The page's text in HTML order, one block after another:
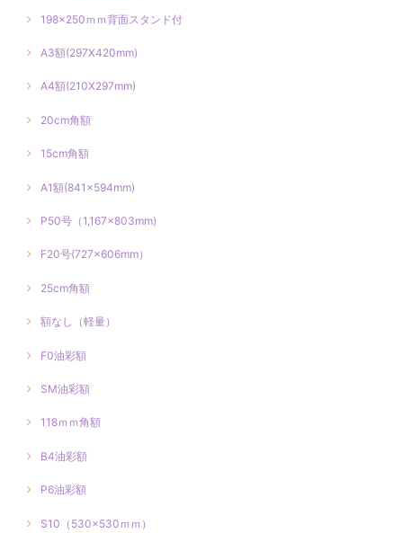
198×250ｍｍ背面スタンド付
A3額(297X420mm)
A4額(210X297mm)
20cm角額
15cm角額
A1額(841×594mm)
P50号（1,167×803mm)
F20号(727×606mm）
25cm角額
額なし（軽量）
F0油彩額
SM油彩額
118ｍｍ角額
B4油彩額
P6油彩額
S10（530×530ｍｍ）